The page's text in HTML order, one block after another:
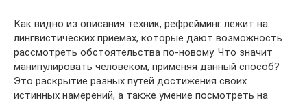
Как видно из описания техник, рефрейминг лежит на
лингвистических приемах, которые дают возможность
рассмотреть обстоятельства по-новому. Что значит
манипулировать человеком, применяя данный способ?
Это раскрытие разных путей достижения своих
истинных намерений, а также умение посмотреть на